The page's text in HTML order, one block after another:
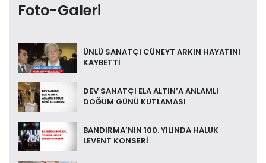
Foto-Galeri
ÜNLÜ SANATÇI CÜNEYT ARKIN HAYATINI
KAYBETTİ
DEV SANATÇI ELA ALTIN’A ANLAMLI
DOĞUM GÜNÜ KUTLAMASI
BANDIRMA’NIN 100. YILINDA HALUK
LEVENT KONSERİ